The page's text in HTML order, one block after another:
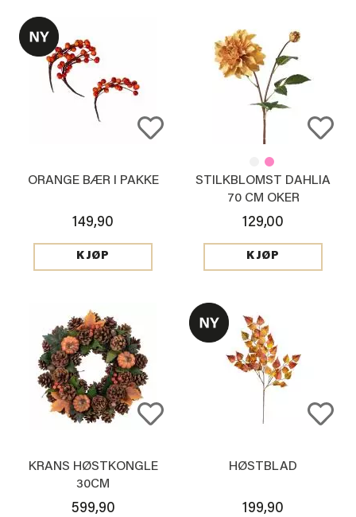
ORANGE BÆR I PAKKE
149,90
KJØP
STILKBLOMST DAHLIA
70 CM OKER
129,00
KJØP
KRANS HØSTKONGLE
30CM
599,90
HØSTBLAD
199,90